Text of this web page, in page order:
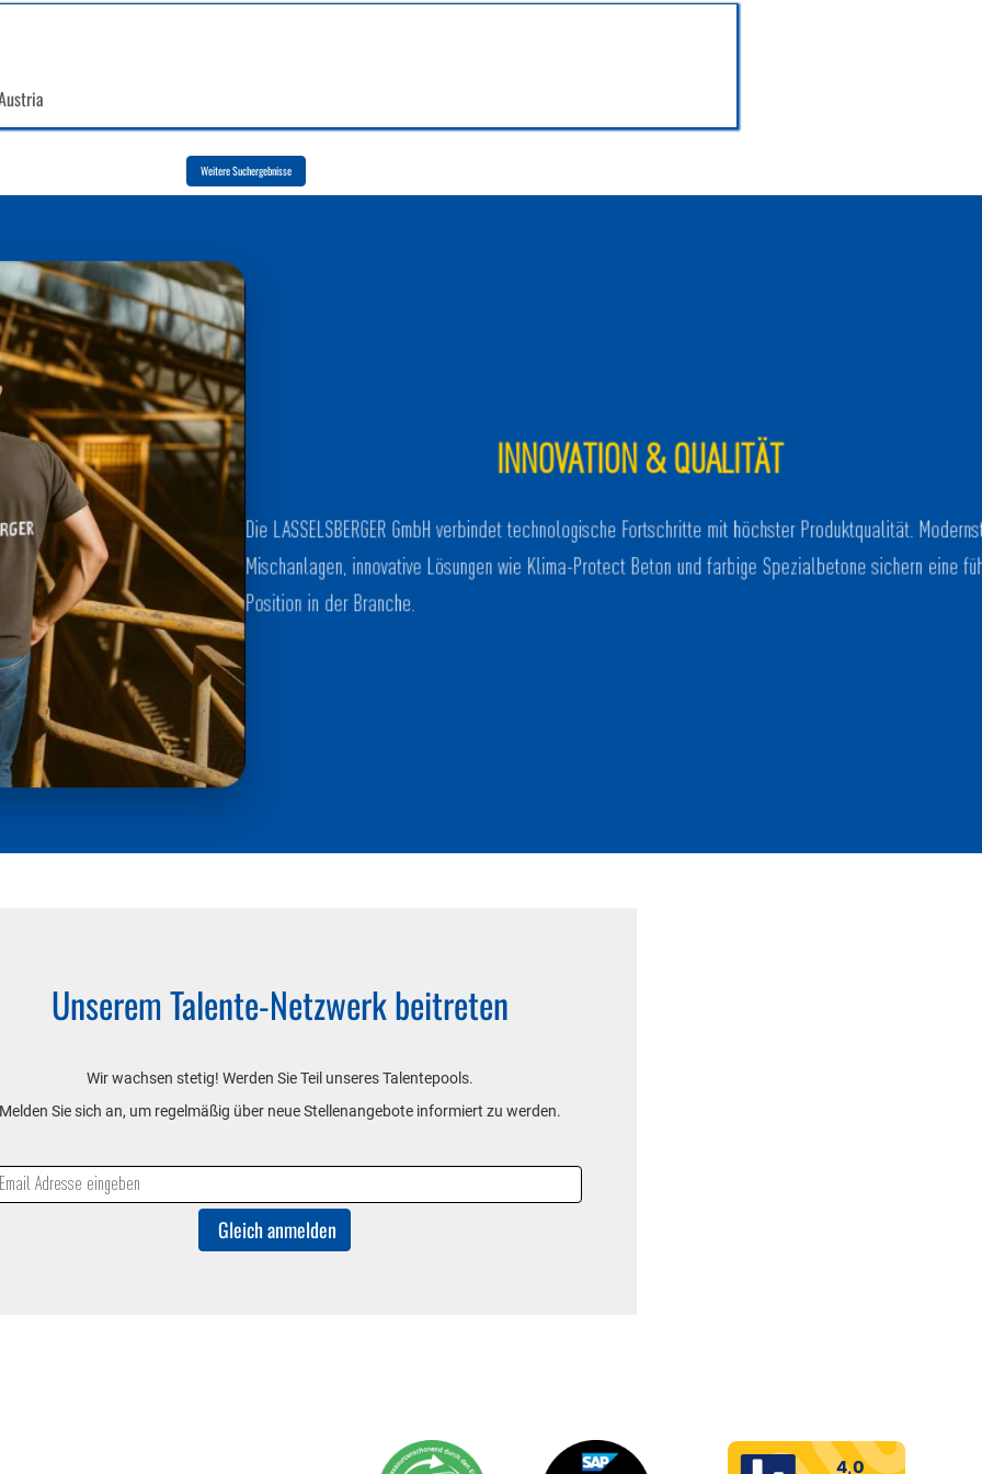
Weitere Suchergebnisse
INNOVATION & QUALITÄT
Die LASSELSBERGER GmbH verbindet technologische Fortschritte mit höchster Produktqualität.
Mischanlagen, innovative Lösungen wie Klima-Protect Beton und farbige Spezialbetone sichern eine
Position in der Branche.
erzielen und gemeinsam zu wachsen. Durch
Lösungen und ein Umfeld, in dem
Unserem Talente-Netzwerk beitreten
Wir wachsen stetig! Werden Sie Teil unseres Talentepools.
Melden Sie sich an, um regelmäßig über neue Stellenangebote informiert zu werden.